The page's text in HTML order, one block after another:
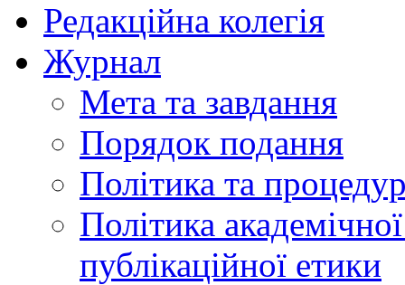
Редакційна колегія
Журнал
Мета та завдання
Порядок подання
Політика та
Політика
публікаційної етики